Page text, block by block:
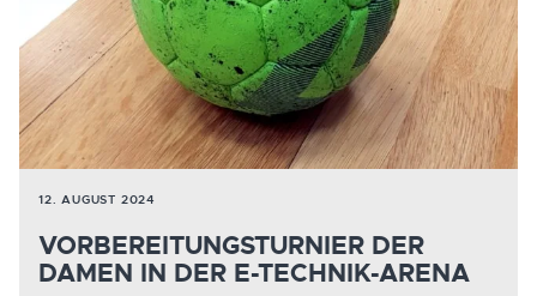
12. AUGUST 2024
VORBEREITUNGSTURNIER DER
DAMEN IN DER E-TECHNIK-ARENA